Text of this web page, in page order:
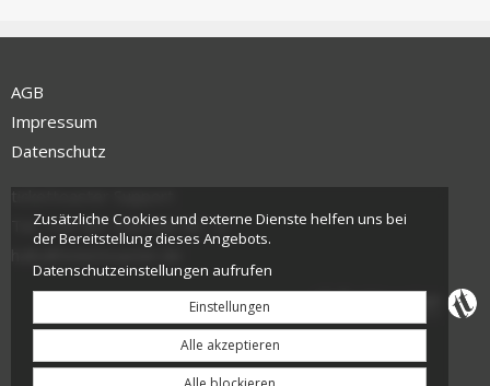
AGB
Impressum
Datenschutz
Tel.: +49 561 350 296 28 - 0
Zusätzliche Cookies und externe Dienste helfen uns bei
der Bereitstellung dieses Angebots.
Datenschutzeinstellungen aufrufen
Einstellungen
Alle akzeptieren